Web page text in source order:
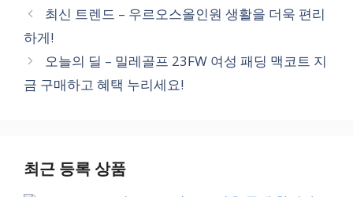
최신 트렌드 – 우르오스올인원 생활을 더욱 편리
하게!
오늘의 딜 – 밀레골프 23FW 여성 패딩 맥코트 지
금 구매하고 혜택 누리세요!
최근 등록 상품